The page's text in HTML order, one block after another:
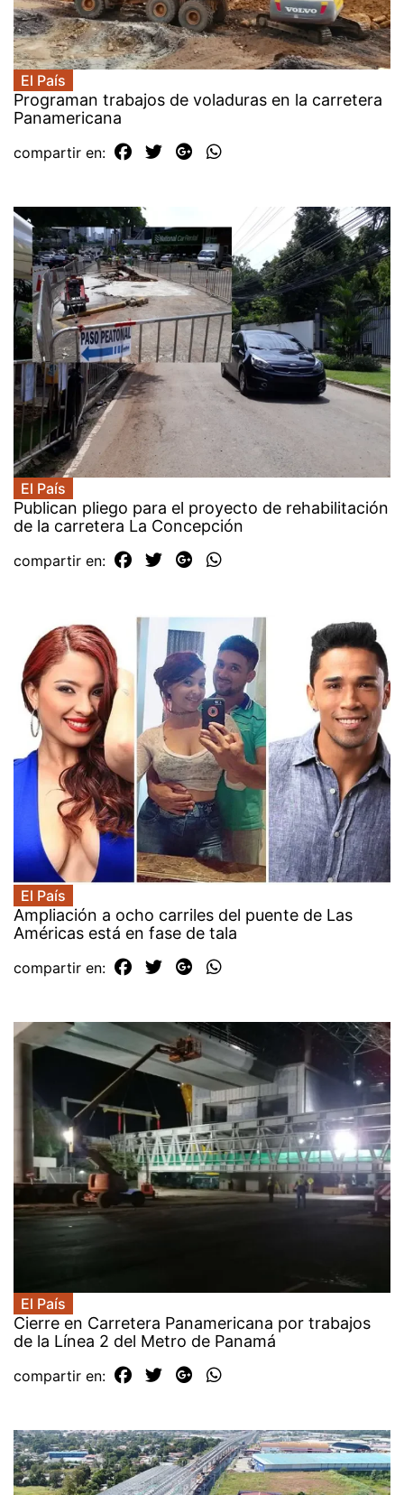
El País
Programan trabajos de voladuras en la carretera
Panamericana
compartir en:
El País
Publican pliego para el proyecto de rehabilitación
de la carretera La Concepción
compartir en:
El País
Ampliación a ocho carriles del puente de Las
Américas está en fase de tala
compartir en:
El País
Cierre en Carretera Panamericana por trabajos
de la Línea 2 del Metro de Panamá
compartir en: